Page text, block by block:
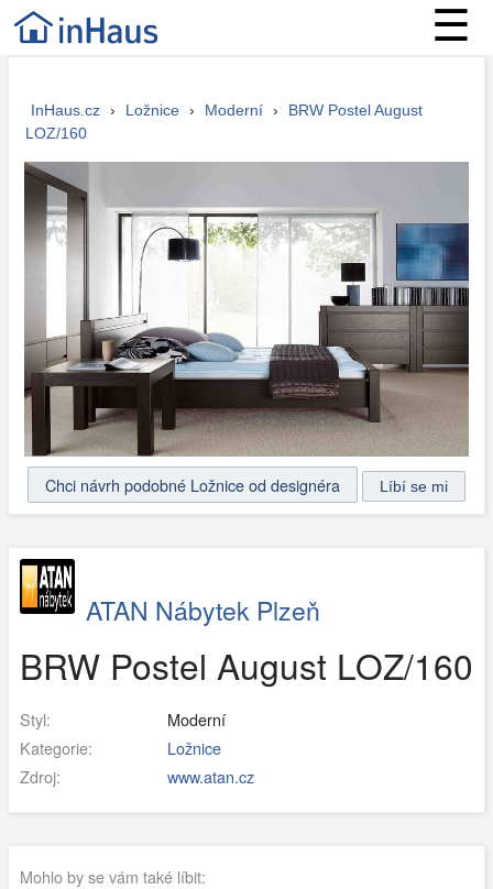
☰
InHaus.cz › Ložnice › Moderní ›
BRW Postel August
LOZ/160
Chci návrh podobné Ložnice od designéra
ATAN Nábytek Plzeň
BRW Postel August LOZ/160
Styl:
Moderní
Kategorie:
Ložnice
Zdroj:
www.atan.cz
Mohlo by se vám také líbit: